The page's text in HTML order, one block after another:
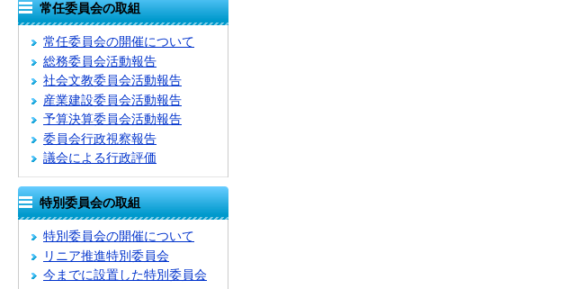
常任委員会の取組
常任委員会の開催について
総務委員会活動報告
社会文教委員会活動報告
産業建設委員会活動報告
予算決算委員会活動報告
委員会行政視察報告
議会による行政評価
特別委員会の取組
特別委員会の開催について
リニア推進特別委員会
今までに設置した特別委員会